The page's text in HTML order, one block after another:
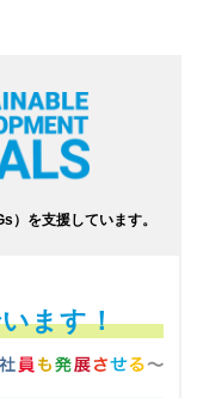
）を支援しています。
ます！